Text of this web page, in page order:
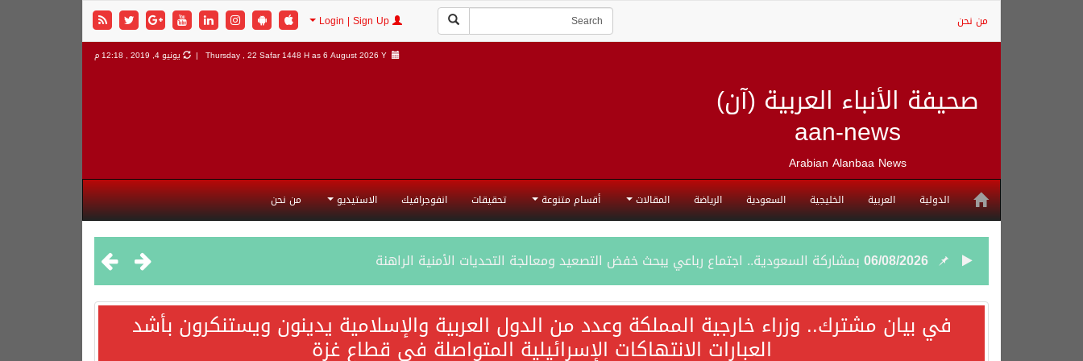
من نحن
صحيفة الأنباء العربية (آن)
aan-news
Arabian Alanbaa News
Thursday , 22 Safar 1448 H as6 August 2026 Y | يونيو 4, 2019 , 12:18 م
الدولية العربية الخليجية السعودية الرياضة المقالات أقسام متنوعة تحقيقات انفوجرافيك الاستيديو من نحن
06/08/2026 بمشاركة السعودية.. اجتماع رباعي يبحث خفض التصعيد ومعالجة التحديات الأمنية الراهنة
05/08/2026وزير الخارجية السعودي: جميع إجراءات إسرائيل الأحادية في أراضي فلسطين باطلة
في بيان مشترك.. وزراء خارجية المملكة وعدد من الدول العربية والإسلامية يدينون ويستنكرون بأشد
العبارات الانتهاكات الإسرائيلية المتواصلة في قطاع غزة